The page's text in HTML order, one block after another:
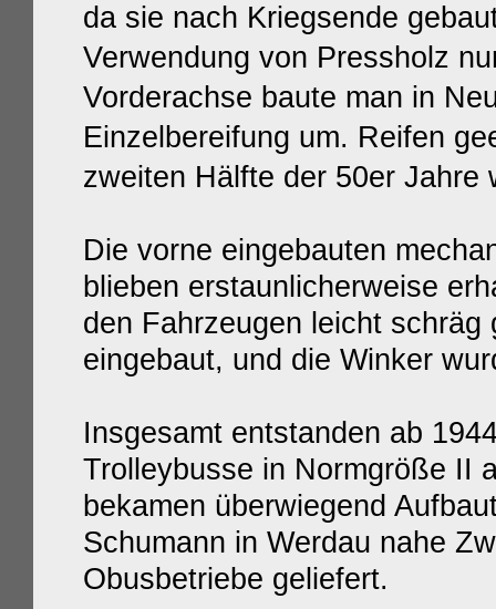
da sie nach Kriegsende
Verwendung von Pressholz
Vorderachse baute man in
Einzelbereifung um. Reifen
zweiten Hälfte der 50er Jahre
Die vorne eingebauten
blieben erstaunlicherweise
den Fahrzeugen leicht
eingebaut, und die Winker
Insgesamt entstanden ab
Trolleybusse in Normgröße II
bekamen überwiegend
Schumann in Werdau nahe
Obusbetriebe geliefert.